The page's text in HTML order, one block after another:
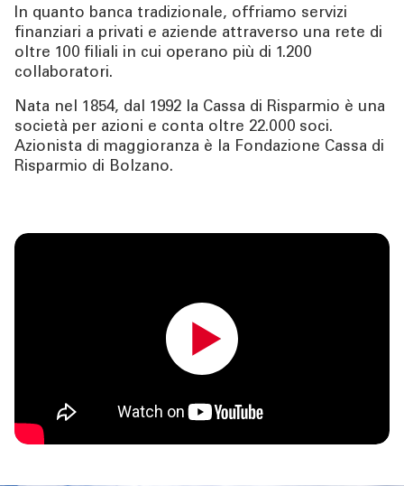
OLTRE LA BANCA
CHI SIAMO
Banca
Governance
Alta Direzione
Azionisti
ATTUALITÀ
In quanto banca tradizionale, offriamo servizi
finanziari a privati e aziende attraverso una rete di
oltre 100 filiali in cui operano più di 1.200
collaboratori.
Nata nel 1854, dal 1992 la Cassa di Risparmio è una
società per azioni e conta oltre 22.000 soci.
Azionista di maggioranza è la Fondazione Cassa di
Risparmio di Bolzano.